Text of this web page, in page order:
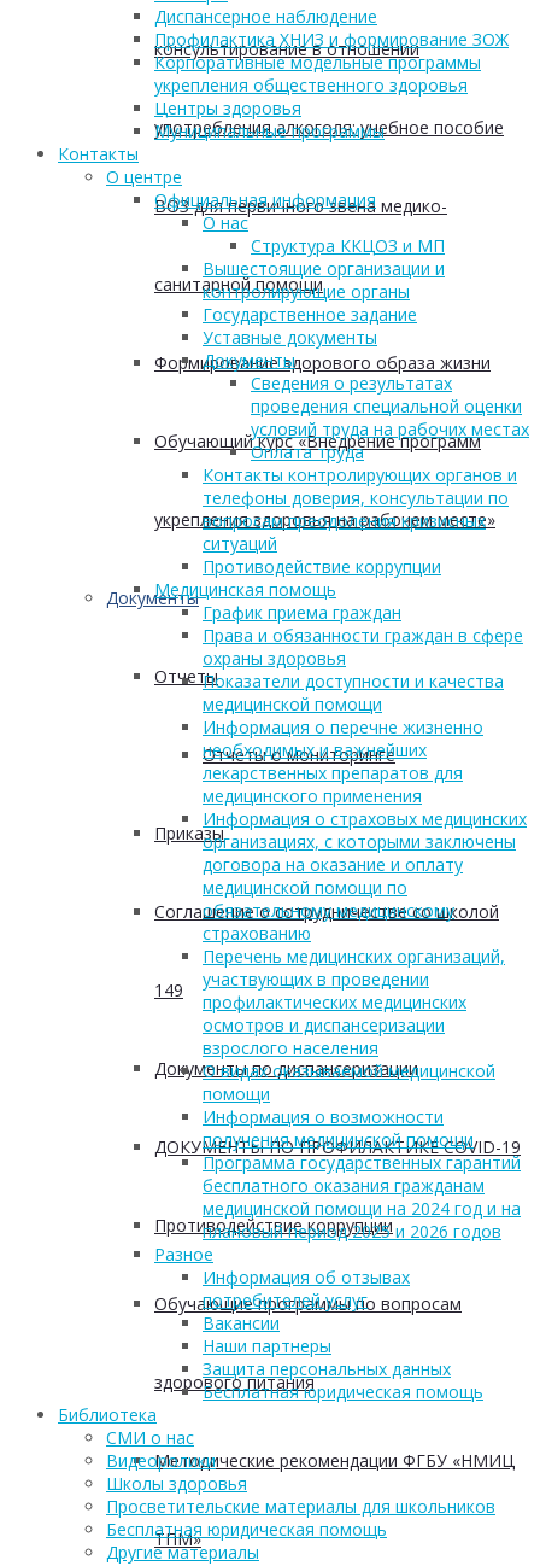
консультирование в отношении
употребления алкоголя: учебное пособие
ВОЗ для первичного звена медико-
санитарной помощи
Формирование здорового образа жизни
Обучающий курс «Внедрение программ
укрепления здоровья на рабочем месте»
Документы
Отчеты
Отчеты о мониторинге
Приказы
Соглашение о сотрудничестве со школой
149
Документы по диспансеризации
ДОКУМЕНТЫ ПО ПРОФИЛАКТИКЕ COVID-19
Противодействие коррупции
Обучающие программы по вопросам
здорового питания
Методические рекомендации ФГБУ «НМИЦ
ТПМ»
Диспансерное наблюдение
Профилактика ХНИЗ и формирование ЗОЖ
Корпоративные модельные программы
укрепления общественного здоровья
Центры здоровья
Муниципальные программы
Контакты
О центре
Официальная информация
О нас
Структура ККЦОЗ и МП
Вышестоящие организации и
контролирующие органы
Государственное задание
Уставные документы
Документы
Сведения о результатах
проведения специальной оценки
условий труда на рабочих местах
Оплата труда
Контакты контролирующих органов и
телефоны доверия, консультации по
вопросам преодоления кризисных
ситуаций
Противодействие коррупции
Медицинская помощь
График приема граждан
Права и обязанности граждан в сфере
охраны здоровья
Показатели доступности и качества
медицинской помощи
Информация о перечне жизненно
необходимых и важнейших
лекарственных препаратов для
медицинского применения
Информация о страховых медицинских
организациях, с которыми заключены
договора на оказание и оплату
медицинской помощи по
обязательному медицинскому
страхованию
Перечень медицинских организаций,
участвующих в проведении
профилактических медицинских
осмотров и диспансеризации
взрослого населения
О видах оказываемой медицинской
помощи
Информация о возможности
получения медицинской помощи
Программа государственных гарантий
бесплатного оказания гражданам
медицинской помощи на 2024 год и на
плановый период 2025 и 2026 годов
Разное
Информация об отзывах
потребителей услуг
Вакансии
Наши партнеры
Защита персональных данных
Бесплатная юридическая помощь
Библиотека
СМИ о нас
Видеоролики
Школы здоровья
Просветительские материалы для школьников
Бесплатная юридическая помощь
Другие материалы